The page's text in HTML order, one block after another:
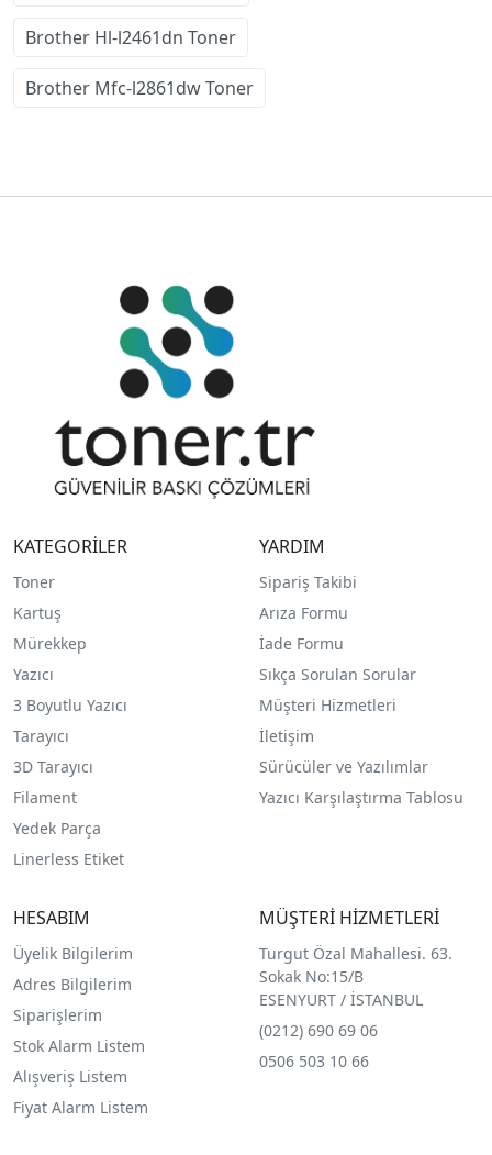
Brother Hl-l2461dn Toner
Brother Mfc-l2861dw Toner
KATEGORİLER
Toner
Kartuş
Mürekkep
Yazıcı
3 Boyutlu Yazıcı
Tarayıcı
3D Tarayıcı
Filament
Yedek Parça
Linerless Etiket
YARDIM
Sipariş Takibi
Arıza Formu
İade Formu
Sıkça Sorulan Sorular
Müşteri Hizmetleri
İletişim
Sürücüler ve Yazılımlar
Yazıcı Karşılaştırma Tablosu
HESABIM
Üyelik Bilgilerim
Adres Bilgilerim
Siparişlerim
Stok Alarm Listem
Alışveriş Listem
Fiyat Alarm Listem
MÜŞTERİ HİZMETLERİ
Turgut Özal Mahallesi. 63.
Sokak No:15/B
ESENYURT / İSTANBUL
(0212) 690 69 06
0506 503 10 66